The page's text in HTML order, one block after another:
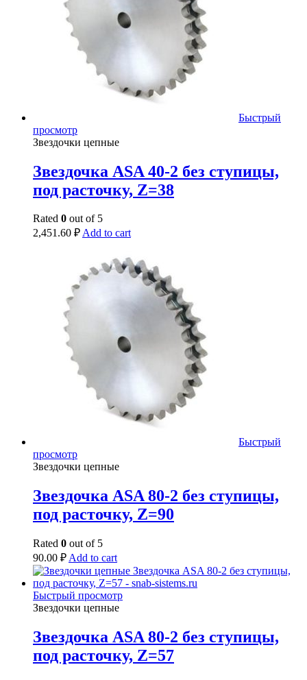
Быстрый
просмотр
Звездочки цепные
Звездочка ASA 40-2 без ступицы,
под расточку, Z=38
Rated 0 out of 5
2,451.60 ₽Add to cart
Быстрый
просмотр
Звездочки цепные
Звездочка ASA 80-2 без ступицы,
под расточку, Z=90
Rated 0 out of 5
90.00 ₽ Add to cart
Быстрый просмотр
Звездочки цепные
Звездочка ASA 80-2 без ступицы,
под расточку, Z=57